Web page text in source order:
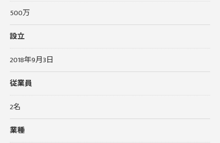
500万
設立
2018年9月3日
従業員
2名
業種